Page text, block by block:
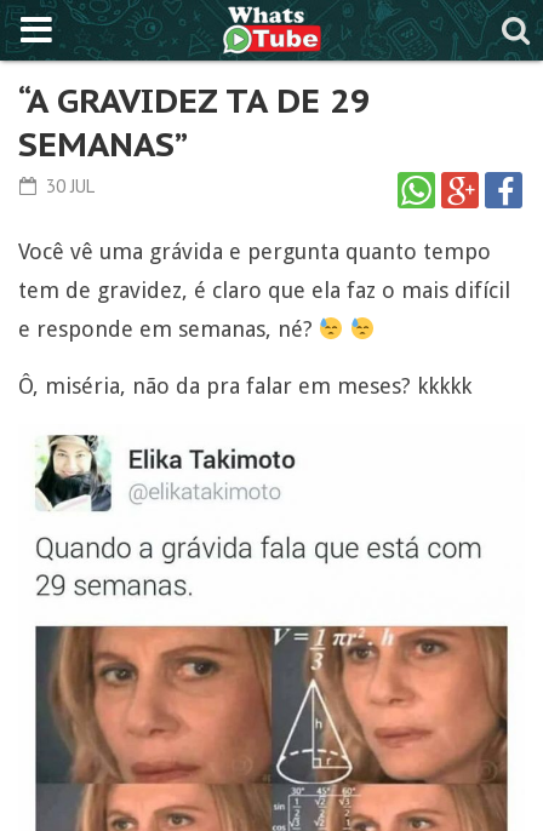
“A GRAVIDEZ TA DE 29
SEMANAS”
30 JUL
Você vê uma grávida e pergunta quanto tempo
tem de gravidez, é claro que ela faz o mais difícil
e responde em semanas, né?
Ô, miséria, não da pra falar em meses? kkkkk